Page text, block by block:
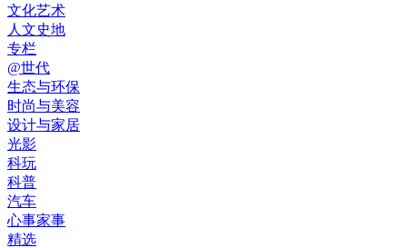
文化艺术
人文史地
专栏
@世代
生态与环保
时尚与美容
设计与家居
光影
科玩
科普
汽车
心事家事
精选